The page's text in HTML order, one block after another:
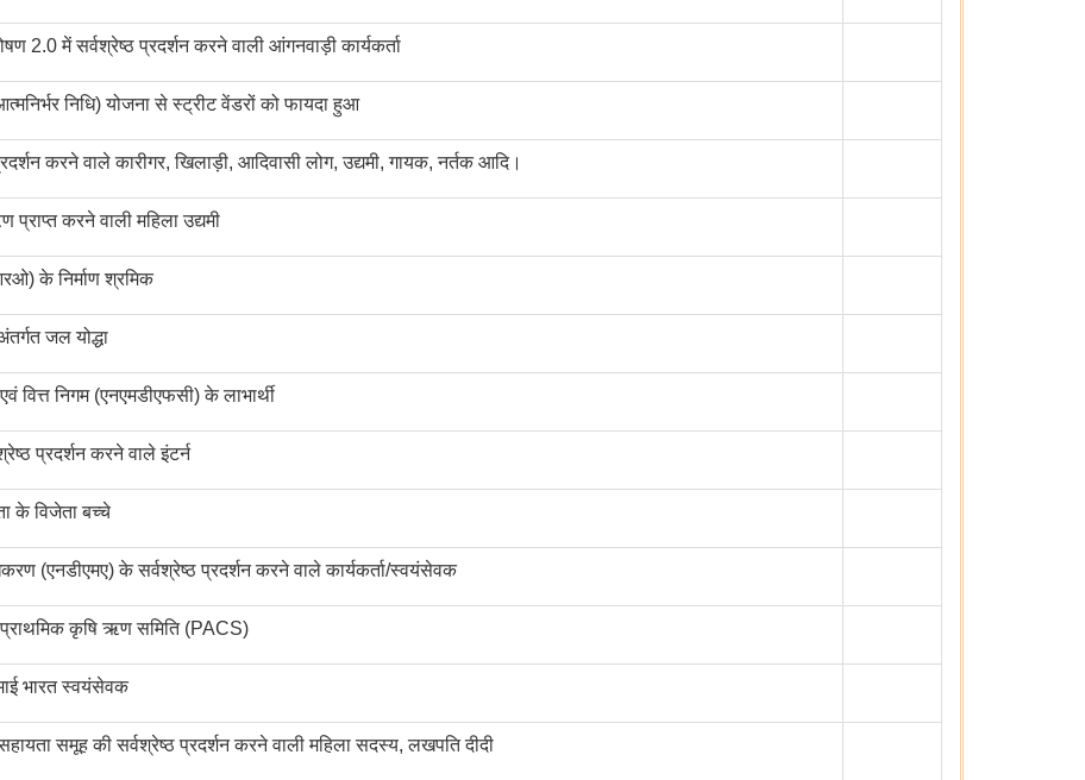
2.0 में सर्वश्रेष्ठ प्रदर्शन करने वाली आंगनवाड़ी कार्यकर्ता
निधि) योजना से स्ट्रीट वेंडरों को फायदा हुआ
करने वाले कारीगर, खिलाड़ी, आदिवासी लोग, उद्यमी, गायक, नर्तक आदि।
करने वाली महिला उद्यमी
के निर्माण श्रमिक
जल योद्धा
वित्त निगम (एनएमडीएफसी) के लाभार्थी
प्रदर्शन करने वाले इंटर्न
के विजेता बच्चे
(एनडीएमए) के सर्वश्रेष्ठ प्रदर्शन करने वाले कार्यकर्ता/स्वयंसेवक
प्राथमिक कृषि ऋण समिति (PACS)
भारत स्वयंसेवक
समूह की सर्वश्रेष्ठ प्रदर्शन करने वाली महिला सदस्य, लखपति दीदी